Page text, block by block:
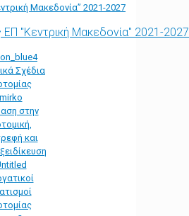
Μακεδονία” 2021-2027
ΕΠ "Κεντρική Μακεδονία" 2021-2027
Σχέδια
στην
και